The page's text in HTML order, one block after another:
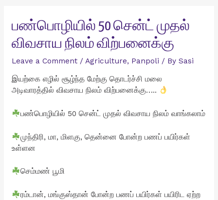
பண்பொழியில் 50 சென்ட் முதல்
விவசாய நிலம் விற்பனைக்கு
Leave a Comment / Agriculture, Panpoli / By Sasi
இயற்கை எழில் சூழ்ந்த மேற்கு தொடர்ச்சி மலை
அடிவாரத்தில் விவசாய நிலம் விற்பனைக்கு…..
பண்பொழியில் 50 சென்ட் முதல் விவசாய நிலம் வாங்கலாம்
முந்திரி, மா, மிளகு, தென்னை போன்ற பணப் பயிர்கள்
உள்ளன
செம்மண் பூமி
ரம்டான், மங்குஸ்தான் போன்ற பணப் பயிர்கள் பயிரிட ஏற்ற